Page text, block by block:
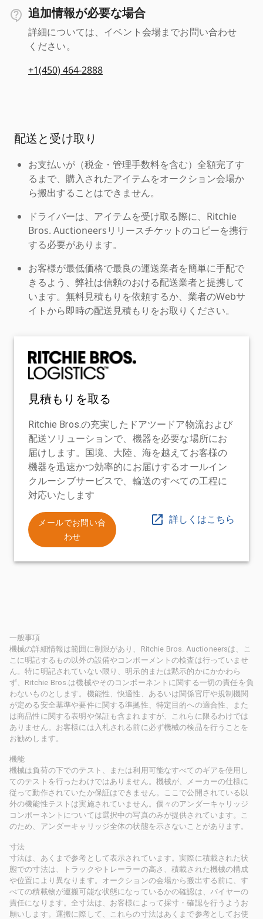
追加情報が必要な場合
詳細については、イベント会場までお問い合わせ
ください。
+1(450) 464-2888
配送と受け取り
お支払いが（税金・管理手数料を含む）全額完了す
るまで、購入されたアイテムをオークション会場か
ら搬出することはできません。
ドライバーは、アイテムを受け取る際に、Ritchie
Bros. Auctioneersリリースチケットのコピーを携行
する必要があります。
お客様が最低価格で最良の運送業者を簡単に手配で
きるよう、弊社は信頼のおける配送業者と提携して
います。無料見積もりを依頼するか、業者のWebサ
イトから即時の配送見積もりをお取りください。
見積もりを取る
Ritchie Bros.の充実したドアツードア物流および
配送ソリューションで、機器を必要な場所にお
届けします。国境、大陸、海を越えてお客様の
機器を迅速かつ効率的にお届けするオールイン
クルーシブサービスで、輸送のすべての工程に
対応いたします
メールでお問い合
わせ
詳しくはこちら
一般事項
機械の詳細情報は範囲に制限があり、Ritchie Bros. Auctioneersは、こ
こに明記するもの以外の設備やコンポーメントの検査は行っていませ
ん。特に明記されていない限り、明示的または黙示的かにかかわら
ず、Ritchie Bros.は機械やそのコンポーネントに関する一切の責任を負
わないものとします。機能性、快適性、あるいは関係官庁や規制機関
が定める安全基準や要件に関する準拠性、特定目的への適合性、また
は商品性に関する表明や保証も含まれますが、これらに限るわけでは
ありません。お客様には入札される前に必ず機械の検品を行うことを
お勧めします。
機能
機械は負荷の下でのテスト、または利用可能なすべてのギアを使用し
てのテストを行ったわけではありません。機械が、メーカーの仕様に
従って動作されていたか保証はできません。ここで公開されている以
外の機能性テストは実施されていません。個々のアンダーキャリッジ
コンポーネントについては選択中の写真のみが提供されています。こ
のため、アンダーキャリッジ全体の状態を示さないことがあります。
寸法
寸法は、あくまで参考として表示されています。実際に積載された状
態での寸法は、トラックやトレーラーの高さ、積載された機械の構成
や位置により異なります。オークションの会場から搬出する前に、す
べての積載物が運搬可能な状態になっているかの確認は、バイヤーの
責任になります。全寸法は、お客様によって採寸・確認を行うようお
願いします。運搬に際して、これらの寸法はあくまで参考としてお使